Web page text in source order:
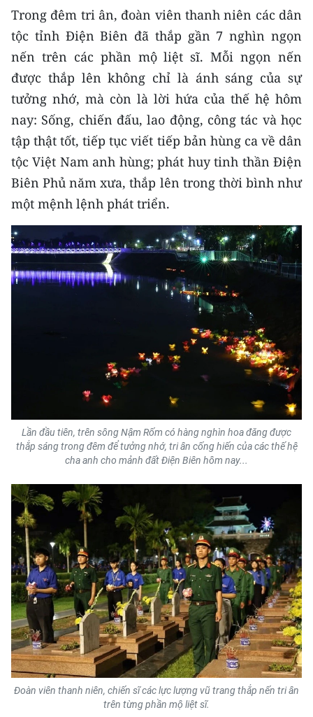
CHUYÊN ĐỀ
CÁC CHUYÊN TRANG
VỀ BÁO NHÂN DÂN
THỜI NAY
NHÂN DÂN CUỐI TUẦN
NHÂN DÂN HẰNG THÁNG
MUA BÁO
ĐỌC BÁO IN
РУССКИЙ
ESPAÑOL
한국어
Trong đêm tri ân, đoàn viên thanh niên các dân
tộc tỉnh Điện Biên đã thắp gần 7 nghìn ngọn
nến trên các phần mộ liệt sĩ. Mỗi ngọn nến
được thắp lên không chỉ là ánh sáng của sự
tưởng nhớ, mà còn là lời hứa của thế hệ hôm
nay: Sống, chiến đấu, lao động, công tác và học
tập thật tốt, tiếp tục viết tiếp bản hùng ca về dân
tộc Việt Nam anh hùng; phát huy tinh thần Điện
Biên Phủ năm xưa, thắp lên trong thời bình như
một mệnh lệnh phát triển.
Lần đầu tiên, trên sông Nậm Rốm có hàng nghìn hoa đăng được
thắp sáng trong đêm để tưởng nhớ, tri ân cống hiến của các thế hệ
cha anh cho mảnh đất Điện Biên hôm nay...
Đoàn viên thanh niên, chiến sĩ các lực lượng vũ trang thắp nến tri ân
trên từng phần mộ liệt sĩ.